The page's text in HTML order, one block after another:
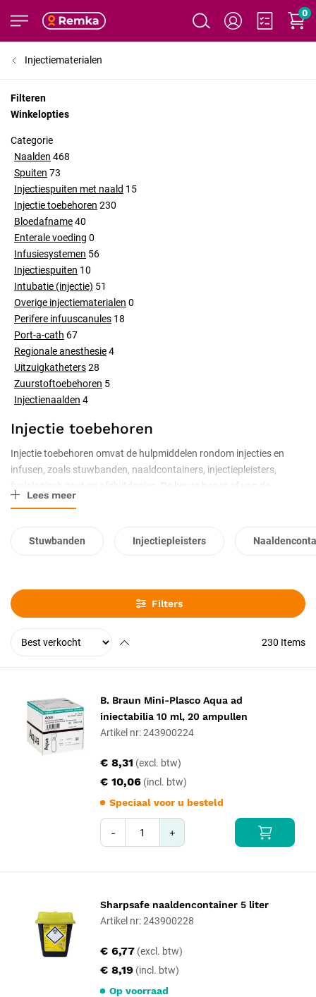
0
Injectiematerialen
Injectie toebehoren
Injectie toebehoren omvat de hulpmiddelen rondom injecties en
infusen, zoals stuwbanden, naaldcontainers, injectiepleisters,
fysiologisch zout en afsluitdopjes. De keuze hangt af van de
toepassing. Stuwbanden, naaldcontainers, injectiepleisters en
veiligheid en hygiëne. Van het stuwen van de arm tot het veilig
Lees meer
Stuwbanden Injectiepleisters
Filters
230 Items
B. Braun Mini-Plasco Aqua ad
iniectabilia 10 ml, 20 ampullen
Artikel nr: 243900224
€ 10,06
€ 8,31
Speciaal voor u besteld
- +
Sharpsafe naaldencontainer 5 liter
Artikel nr: 243900228
€ 8,19
€ 6,77
Op voorraad
Filteren
Winkelopties
Categorie
Naalden 468
Spuiten 73
Injectiespuiten met naald 15
Injectie toebehoren 230
Bloedafname40
Enterale voeding 0
Infusiesystemen 56
Injectiespuiten 10
Intubatie (injectie) 51
Overige injectiematerialen 0
Perifere infuuscanules 18
Port-a-cath 67
Regionale anesthesie4
Uitzuigkatheters28
Zuurstoftoebehoren 5
Injectienaalden 4